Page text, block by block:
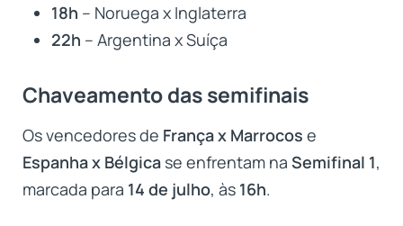
18h – Noruega x Inglaterra
22h – Argentina x Suíça
Chaveamento das semifinais
Os vencedores de França x Marrocos e
Espanha x Bélgica se enfrentam na Semifinal 1,
marcada para 14 de julho, às 16h.